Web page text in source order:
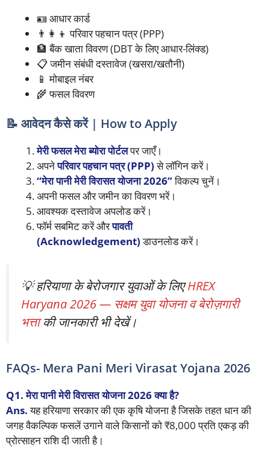
🪪 आधार कार्ड
👨‍👩‍👦 परिवार पहचान पत्र (PPP)
🏦 बैंक खाता विवरण (DBT के लिए आधार-लिंक्ड)
📋 जमीन संबंधी दस्तावेज (खसरा/खतौनी)
📱 मोबाइल नंबर
🌾 फसल विवरण
📝 आवेदन कैसे करें | How to Apply
मेरी फसल मेरा ब्योरा पोर्टलपर जाएँ।
अपनेपरिवार पहचान पत्र (PPP)से लॉगिन करें।
“मेरा पानी मेरी विरासत योजना 2026”विकल्प चुनें।
अपनी फसल और जमीन का विवरण भरें।
आवश्यक दस्तावेज अपलोड करें।
फॉर्म सबमिट करें औरपावती
(Acknowledgement)डाउनलोड करें।
💡 हरियाणा के बेरोजगार युवाओं के लिएHREX
Haryana 2026 — सक्षम युवा योजना व बेरोज़गारी
भत्ताकी जानकारी भी देखें।
FAQs- Mera Pani Meri Virasat Yojana 2026
Q1. मेरा पानी मेरी विरासत योजना 2026 क्या है?
Ans.यह हरियाणा सरकार की एक कृषि योजना है जिसके तहत धान की
जगह वैकल्पिक फसलें उगाने वाले किसानों को ₹8,000 प्रति एकड़ की
प्रोत्साहन राशि दी जाती है।